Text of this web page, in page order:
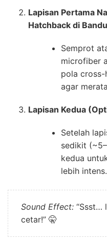
Lapisan Pertama
Hatchback di
Semprot
microfiber
pola
agar
Lapisan Kedua
Setelah
sedikit
kedua
lebih intens.
Sound Effect: “Ssst…
cetar!” 🤫